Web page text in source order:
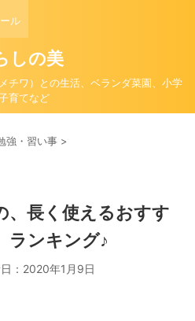
ル
しの美
チワ）との生活、ベランダ菜園、小学
育てなど
強・習い事 >
、長く使えるおすす
ランキング♪
： 2020年1月9日